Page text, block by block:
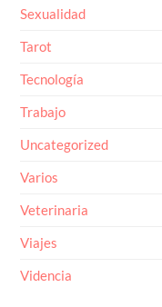
Sexualidad
Tarot
Tecnología
Trabajo
Uncategorized
Varios
Veterinaria
Viajes
Videncia